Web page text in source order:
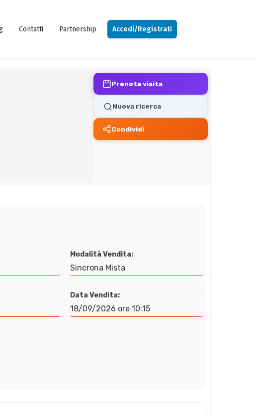
Contatti Partnership Accedi/Registrati
Prenota visita
Nuova ricerca
Condividi
Modalità Vendita:
Sincrona Mista
Data Vendita:
18/09/2026 ore 10:15